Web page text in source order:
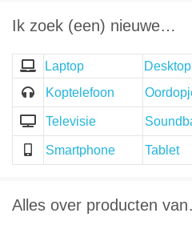
Ik zoek (een) nieuwe…
Laptop
Koptelefoon
Televisie
Smartphone Tablet
Alles over producten